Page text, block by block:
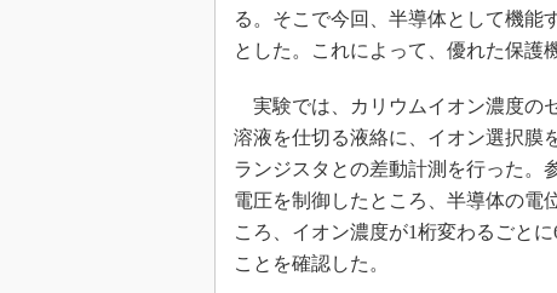
る。そこで今回、半導体として機能
とした。これによって、優れた保護
実験では、カリウムイオン濃度の
溶液を仕切る液絡に、イオン選択膜
ランジスタとの差動計測を行った。
電圧を制御したところ、半導体の電
ころ、イオン濃度が1桁変わるごと
ことを確認した。